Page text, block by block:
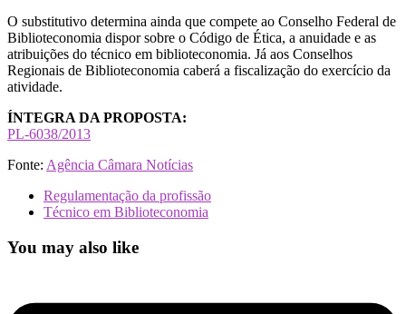
O substitutivo determina ainda que compete ao Conselho Federal de
Biblioteconomia dispor sobre o Código de Ética, a anuidade e as
atribuições do técnico em biblioteconomia. Já aos Conselhos
Regionais de Biblioteconomia caberá a fiscalização do exercício da
atividade.
ÍNTEGRA DA PROPOSTA:
PL-6038/2013
Fonte: Agência Câmara Notícias
Regulamentação da profissão
Técnico em Biblioteconomia
You may also like